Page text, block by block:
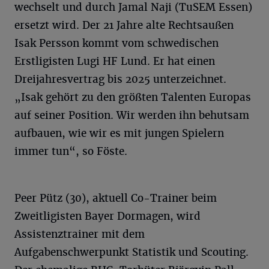
wechselt und durch Jamal Naji (TuSEM Essen)
ersetzt wird. Der 21 Jahre alte Rechtsaußen
Isak Persson kommt vom schwedischen
Erstligisten Lugi HF Lund. Er hat einen
Dreijahresvertrag bis 2025 unterzeichnet.
„Isak gehört zu den größten Talenten Europas
auf seiner Position. Wir werden ihn behutsam
aufbauen, wie wir es mit jungen Spielern
immer tun“, so Föste.
Peer Pütz (30), aktuell Co-Trainer beim
Zweitligisten Bayer Dormagen, wird
Assistenztrainer mit dem
Aufgabenschwerpunkt Statistik und Scouting.